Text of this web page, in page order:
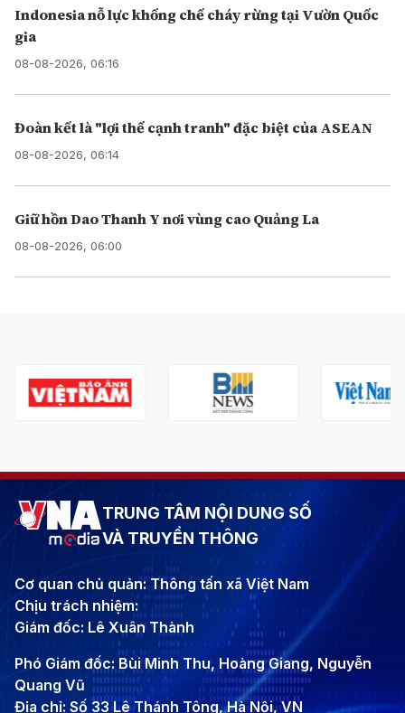
Indonesia nỗ lực khống chế cháy rừng tại Vườn Quốc
gia
08-08-2026, 06:16
Đoàn kết là "lợi thế cạnh tranh" đặc biệt của ASEAN
08-08-2026, 06:14
Giữ hồn Dao Thanh Y nơi vùng cao Quảng La
08-08-2026, 06:00
TRUNG TÂM NỘI DUNG SỐ
VÀ TRUYỀN THÔNG
Cơ quan chủ quản: Thông tấn xã Việt Nam
Chịu trách nhiệm:
Giám đốc: Lê Xuân Thành
Phó Giám đốc: Bùi Minh Thu, Hoàng Giang, Nguyễn
Quang Vũ
Địa chỉ: Số 33 Lê Thánh Tông, Hà Nội, VN